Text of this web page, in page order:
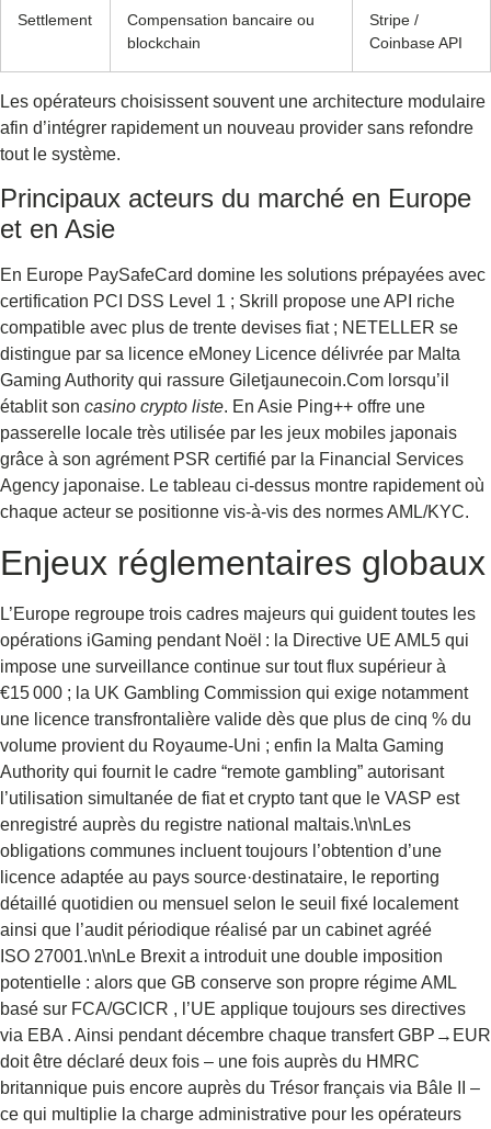
Settlement
Compensation bancaire ou
blockchain
Stripe /
Coinbase API
Les opérateurs choisissent souvent une architecture modulaire
afin d’intégrer rapidement un nouveau provider sans refondre
tout le système.
Principaux acteurs du marché en Europe
et en Asie
En Europe PaySafeCard domine les solutions prépayées avec
certification PCI DSS Level 1 ; Skrill propose une API riche
compatible avec plus de trente devises fiat ; NETELLER se
distingue par sa licence eMoney Licence délivrée par Malta
Gaming Authority qui rassure Giletjaunecoin.Com lorsqu’il
établit son casino crypto liste. En Asie Ping++ offre une
passerelle locale très utilisée par les jeux mobiles japonais
grâce à son agrément PSR certifié par la Financial Services
Agency japonaise. Le tableau ci‑dessus montre rapidement où
chaque acteur se positionne vis-à-vis des normes AML/KYC.
Enjeux réglementaires globaux
L’Europe regroupe trois cadres majeurs qui guident toutes les
opérations iGaming pendant Noël : la Directive UE AML5 qui
impose une surveillance continue sur tout flux supérieur à
€15 000 ; la UK Gambling Commission qui exige notamment
une licence transfrontalière valide dès que plus de cinq % du
volume provient du Royaume‑Uni ; enfin la Malta Gaming
Authority qui fournit le cadre “remote gambling” autorisant
l’utilisation simultanée de fiat et crypto tant que le VASP est
enregistré auprès du registre national maltais.\n\nLes
obligations communes incluent toujours l’obtention d’une
licence adaptée au pays source·destinataire, le reporting
détaillé quotidien ou mensuel selon le seuil fixé localement
ainsi que l’audit périodique réalisé par un cabinet agréé
ISO 27001.\n\nLe Brexit a introduit une double imposition
potentielle : alors que GB conserve son propre régime AML
basé sur FCA/GCICR , l’UE applique toujours ses directives
via EBA . Ainsi pendant décembre chaque transfert GBP→EUR
doit être déclaré deux fois – une fois auprès du HMRC
britannique puis encore auprès du Trésor français via Bâle II –
ce qui multiplie la charge administrative pour les opérateurs